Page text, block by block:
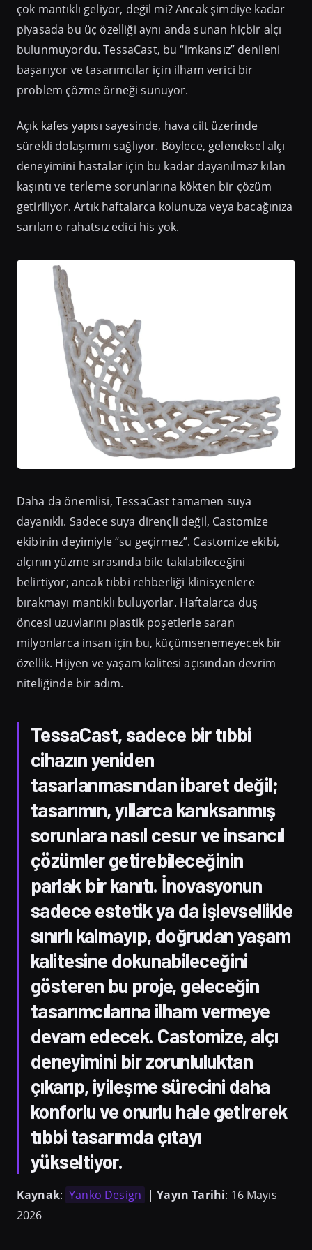
çok mantıklı geliyor, değil mi? Ancak şimdiye kadar
piyasada bu üç özelliği aynı anda sunan hiçbir alçı
bulunmuyordu. TessaCast, bu “imkansız” denileni
başarıyor ve tasarımcılar için ilham verici bir
problem çözme örneği sunuyor.
Açık kafes yapısı sayesinde, hava cilt üzerinde
sürekli dolaşımını sağlıyor. Böylece, geleneksel alçı
deneyimini hastalar için bu kadar dayanılmaz kılan
kaşıntı ve terleme sorunlarına kökten bir çözüm
getiriliyor. Artık haftalarca kolunuza veya bacağınıza
sarılan o rahatsız edici his yok.
Daha da önemlisi, TessaCast tamamen suya
dayanıklı. Sadece suya dirençli değil, Castomize
ekibinin deyimiyle “su geçirmez”. Castomize ekibi,
alçının yüzme sırasında bile takılabileceğini
belirtiyor; ancak tıbbi rehberliği klinisyenlere
bırakmayı mantıklı buluyorlar. Haftalarca duş
öncesi uzuvlarını plastik poşetlerle saran
milyonlarca insan için bu, küçümsenemeyecek bir
özellik. Hijyen ve yaşam kalitesi açısından devrim
niteliğinde bir adım.
TessaCast, sadece bir tıbbi
cihazın yeniden
tasarlanmasından ibaret değil;
tasarımın, yıllarca kanıksanmış
sorunlara nasıl cesur ve insancıl
çözümler getirebileceğinin
parlak bir kanıtı. İnovasyonun
sadece estetik ya da işlevsellikle
sınırlı kalmayıp, doğrudan yaşam
kalitesine dokunabileceğini
gösteren bu proje, geleceğin
tasarımcılarına ilham vermeye
devam edecek. Castomize, alçı
deneyimini bir zorunluluktan
çıkarıp, iyileşme sürecini daha
konforlu ve onurlu hale getirerek
tıbbi tasarımda çıtayı
yükseltiyor.
Kaynak: Yanko Design |Yayın Tarihi: 16 Mayıs
2026